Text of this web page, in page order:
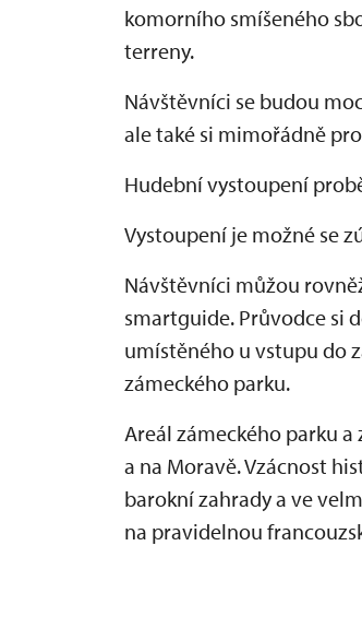
komorního smíšeného
terreny.
Návštěvníci se budou
ale také si mimořádně
Hudební vystoupení
Vystoupení je možné se
Návštěvníci můžou
smartguide. Průvodce si
umístěného u vstupu do
zámeckého parku.
Areál zámeckého parku
a na Moravě. Vzácnost
barokní zahrady a ve
na pravidelnou